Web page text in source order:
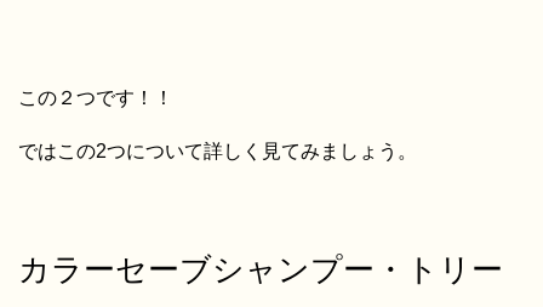
この２つです！！
ではこの2つについて詳しく見てみましょう。
カラーセーブシャンプー・トリー